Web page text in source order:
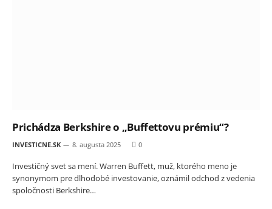
Prichádza Berkshire o „Buffettovu prémiu“?
INVESTICNE.SK 8. augusta 2025 0
Investičný svet sa mení. Warren Buffett, muž, ktorého meno je
synonymom pre dlhodobé investovanie, oznámil odchod z vedenia
spoločnosti Berkshire…